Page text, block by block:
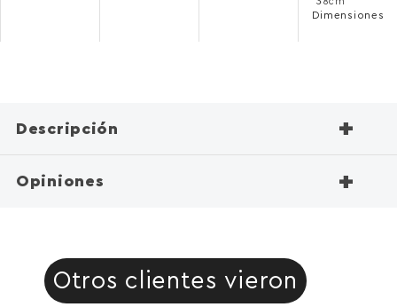
Dimensiones
Descripción +
Opiniones +
Otros clientes vieron